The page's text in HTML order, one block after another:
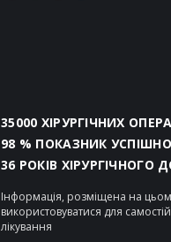
35000 ХІРУРГІЧНИХ
98 % ПОКАЗНИК
36 РОКІВ ХІРУРГІЧНОГО
Інформація, розміщена на
використовуватися для
лікування